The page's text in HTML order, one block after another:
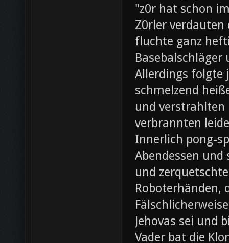
"z0r hat schon
Z0rler
fluchte ganz
Allerdings folgte
schmelzend
und verstrahlten
verbrannten
Innerlich pong-
Abendessen
und
Roboterhänden,
Jehovas sei und
Vader bat die